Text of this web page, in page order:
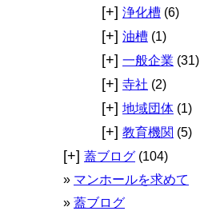
[+] 浄化槽 (6)
[+] 油槽 (1)
[+] 一般企業 (31)
[+] 寺社 (2)
[+] 地域団体 (1)
[+] 教育機関 (5)
[+] 蓋ブログ (104)
マンホールを求めて
蓋ブログ